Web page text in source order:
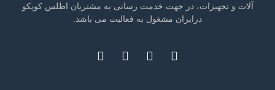
آلات و تجهیزات، در جهت خدمت رسانی به مشتریان اطلس کوپکو
درایران مشغول به فعالیت می باشد.